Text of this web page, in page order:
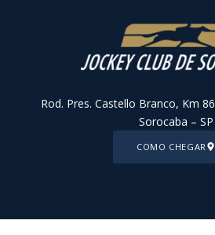
Rod. Pres. Castello Branco, Km
Sorocaba – SP
COMO CHEGAR